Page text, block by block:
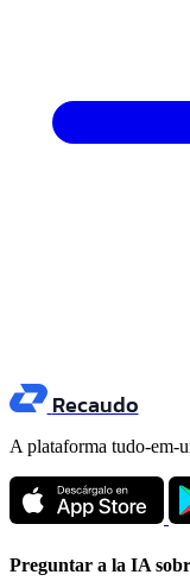
Recaudo
A plataforma tudo-em-
Preguntar a la IA